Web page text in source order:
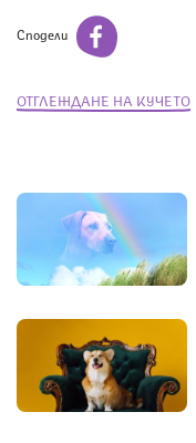
Сподели
ОТГЛЕЖДАНЕ НА КУЧЕТО